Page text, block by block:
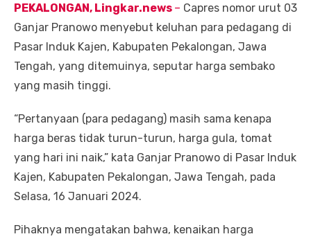
PEKALONGAN, Lingkar.news – Capres nomor urut 03
Ganjar Pranowo menyebut keluhan para pedagang di
Pasar Induk Kajen, Kabupaten Pekalongan, Jawa
Tengah, yang ditemuinya, seputar harga sembako
yang masih tinggi.
“Pertanyaan (para pedagang) masih sama kenapa
harga beras tidak turun-turun, harga gula, tomat
yang hari ini naik,” kata Ganjar Pranowo di Pasar Induk
Kajen, Kabupaten Pekalongan, Jawa Tengah, pada
Selasa, 16 Januari 2024.
Pihaknya mengatakan bahwa, kenaikan harga